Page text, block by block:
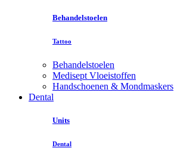
Behandelstoelen
Tattoo
Behandelstoelen
Medisept Vloeistoffen
Handschoenen & Mondmaskers
Dental
Units
Dental